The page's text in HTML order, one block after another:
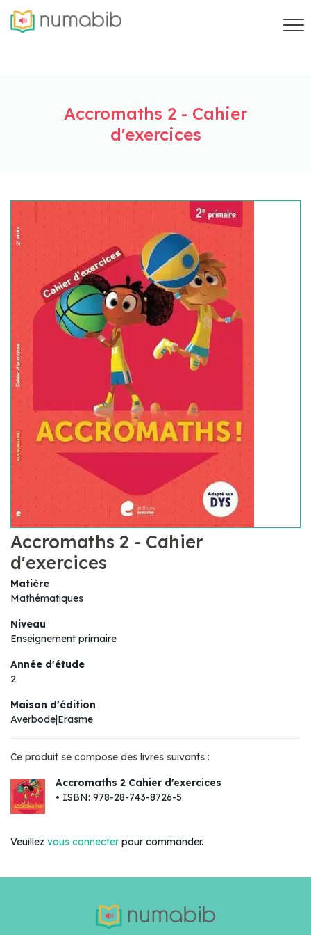
Accromaths 2 - Cahier
d'exercices
Accromaths 2 - Cahier
d'exercices
Matière
Mathématiques
Niveau
Enseignement primaire
Année d'étude
2
Maison d'édition
Averbode|Erasme
Ce produit se compose des livres suivants :
Accromaths 2 Cahier d'exercices
• ISBN: 978-28-743-8726-5
Veuillez vous connecter pour commander.